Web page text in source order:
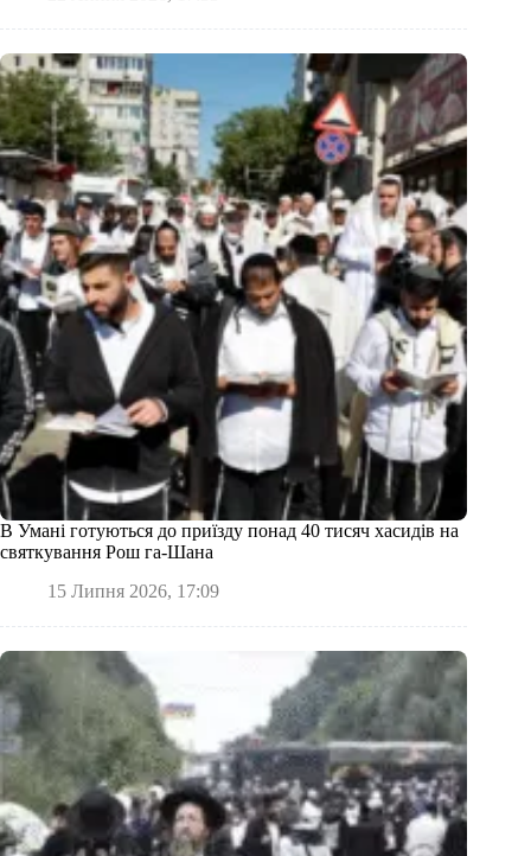
В Умані готуються до приїзду понад 40 тисяч хасидів на
святкування Рош га-Шана
15 Липня 2026, 17:09